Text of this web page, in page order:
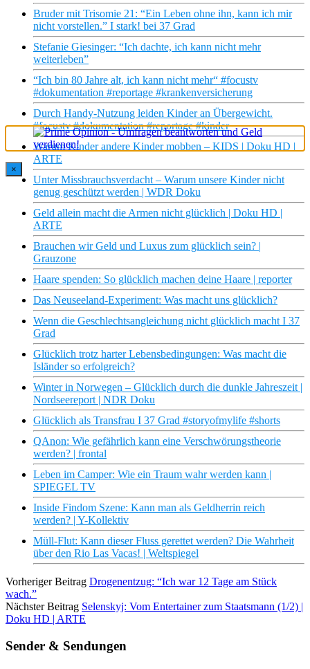
Bruder mit Trisomie 21: ​​“Ein Leben ohne ihn, kann ich mir
nicht vorstellen.” I stark! bei 37 Grad
Stefanie Giesinger: “Ich dachte, ich kann nicht mehr
weiterleben”
“Ich bin 80 Jahre alt, ich kann nicht mehr“ #focustv
#dokumentation #reportage #krankenversicherung
Durch Handy-Nutzung leiden Kinder an Übergewicht.
#focustv #dokumentation #reportage #kinder
Warum Kinder andere Kinder mobben – KIDS | Doku HD |
ARTE
Unter Missbrauchsverdacht – Warum unsere Kinder nicht
genug geschützt werden | WDR Doku
Geld allein macht die Armen nicht glücklich | Doku HD |
ARTE
Brauchen wir Geld und Luxus zum glücklich sein? |
Grauzone
Haare spenden: So glücklich machen deine Haare | reporter
Das Neuseeland-Experiment: Was macht uns glücklich?
Wenn die Geschlechtsangleichung nicht glücklich macht I 37
Grad
Glücklich trotz harter Lebensbedingungen: Was macht die
Isländer so erfolgreich?
Winter in Norwegen – Glücklich durch die dunkle Jahreszeit |
Nordseereport | NDR Doku
Glücklich als Transfrau I 37 Grad #storyofmylife #shorts
QAnon: Wie gefährlich kann eine Verschwörungstheorie
werden? | frontal
Leben im Camper: Wie ein Traum wahr werden kann |
SPIEGEL TV
Inside Findom Szene: Kann man als Geldherrin reich
werden? | Y-Kollektiv
Müll-Flut: Kann dieser Fluss gerettet werden? Die Wahrheit
über den Rio Las Vacas! | Weltspiegel
Vorheriger Beitrag Drogenentzug: “Ich war 12 Tage am Stück
wach.”
Nächster Beitrag Selenskyj: Vom Entertainer zum Staatsmann (1/2) |
Doku HD | ARTE
Sender & Sendungen
×